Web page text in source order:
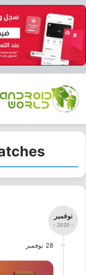
نوفمبر
- 2020 -
28 نوفمبر